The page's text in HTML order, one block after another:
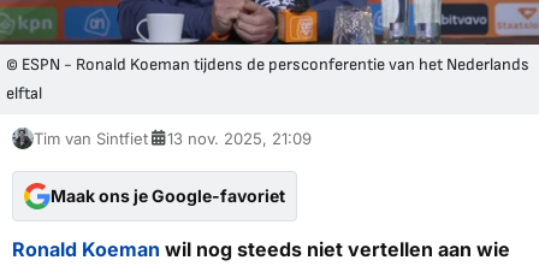
© ESPN - Ronald Koeman tijdens de persconferentie van het Nederlands
elftal
Tim van Sintfiet 13 nov. 2025, 21:09
Maak ons je Google-favoriet
Ronald Koeman wil nog steeds niet vertellen aan wie